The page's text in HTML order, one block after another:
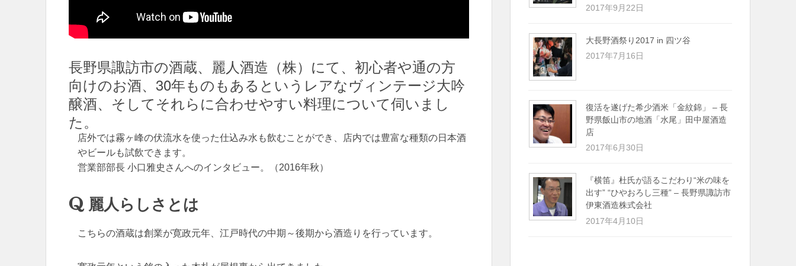
長野県諏訪市の酒蔵、麗人酒造（株）にて、初心者や通の方
向けのお酒、30年ものもあるというレアなヴィンテージ大吟
醸酒、そしてそれらに合わせやすい料理について伺いまし
た。
店外では霧ヶ峰の伏流水を使った仕込み水も飲むことができ、店内では豊富な種類の日本酒
やビールも試飲できます。
営業部部長 小口雅史さんへのインタビュー。（2016年秋）
麗人らしさとは
こちらの酒蔵は創業が寛政元年、江戸時代の中期～後期から酒造りを行っています。
2017年9月22日
大長野酒祭り2017 in 四ツ谷
2017年7月16日
復活を遂げた希少酒米「金紋錦」 – 長
野県飯山市の地酒「水尾」田中屋酒造
店
2017年6月30日
『横笛』杜氏が語るこだわり“米の味を
出す” “ひやおろし三種” – 長野県諏訪市
伊東酒造株式会社
2017年4月10日